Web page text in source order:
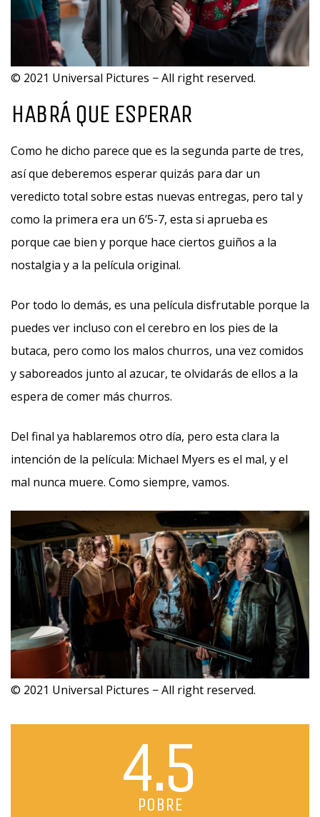
© 2021 Universal Pictures − All right reserved.
HABRÁ QUE ESPERAR
Como he dicho parece que es la segunda parte de tres,
así que deberemos esperar quizás para dar un
veredicto total sobre estas nuevas entregas, pero tal y
como la primera era un 6’5-7, esta si aprueba es
porque cae bien y porque hace ciertos guiños a la
nostalgia y a la película original.
Por todo lo demás, es una película disfrutable porque la
puedes ver incluso con el cerebro en los pies de la
butaca, pero como los malos churros, una vez comidos
y saboreados junto al azucar, te olvidarás de ellos a la
espera de comer más churros.
Del final ya hablaremos otro día, pero esta clara la
intención de la película: Michael Myers es el mal, y el
mal nunca muere. Como siempre, vamos.
© 2021 Universal Pictures − All right reserved.
4.5
POBRE